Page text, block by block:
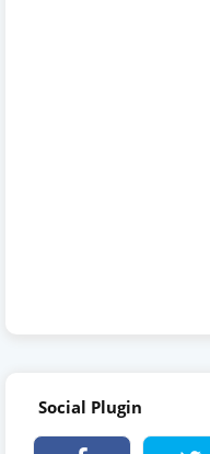
Social Plugin